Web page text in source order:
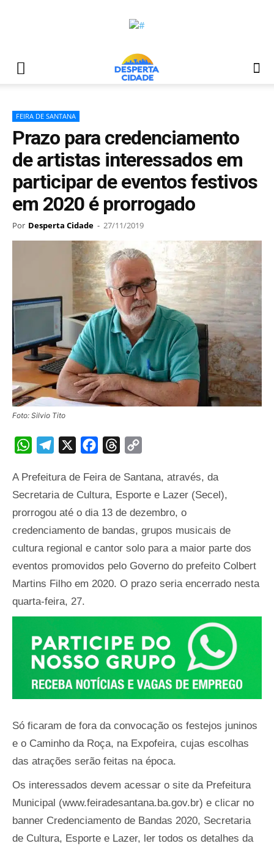
FEIRA DE SANTANA
Prazo para credenciamento
de artistas interessados em
participar de eventos festivos
em 2020 é prorrogado
Por Desperta Cidade - 27/11/2019
Foto: Silvio Tito
WhatsAppTelegram FacebookThreads
A Prefeitura de Feira de Santana, através, da
Secretaria de Cultura, Esporte e Lazer (Secel),
prorrogou até o dia 13 de dezembro, o
credenciamento de bandas, grupos musicais de
cultura regional e cantor solo para a maior parte dos
eventos promovidos pelo Governo do prefeito Colbert
Martins Filho em 2020. O prazo seria encerrado nesta
quarta-feira, 27.
Só ficaram de fora da convocação os festejos juninos
e o Caminho da Roça, na Expofeira, cujas escolhas
das atrações serão feitas na época.
Os interessados devem acessar o site da Prefeitura
Municipal (www.feiradesantana.ba.gov.br) e clicar no
banner Credenciamento de Bandas 2020, Secretaria
de Cultura, Esporte e Lazer, ler todos os detalhes da